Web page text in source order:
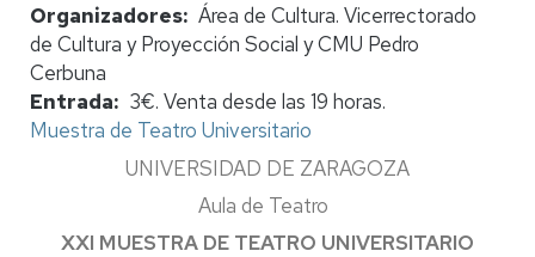
Organizadores Área de Cultura. Vicerrectorado
de Cultura y Proyección Social y CMU Pedro
Cerbuna
Entrada
3€. Venta desde las 19 horas.
Muestra de Teatro Universitario
UNIVERSIDAD DE ZARAGOZA
Aula de Teatro
XXI MUESTRA DE TEATRO UNIVERSITARIO